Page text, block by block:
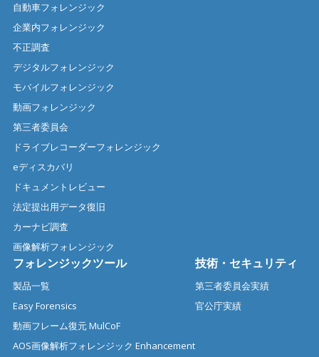
自動車フォレンジック
企業内フォレンジック
不正調査
デジタルフォレンジック
モバイルフォレンジック
動画フォレンジック
第三者委員会
ドライブレコーダーフォレンジック
eディスカバリ
ドキュメントレビュー
法定提出用データ復旧
カーナビ調査
画像解析フォレンジック
フォレンジックツール
製品一覧
Easy Forensics
動画フレーム復元 MulCoF
AOS画像解析フォレンジック Enhancement
技術・セキュリティ
第三者委員会実績
官公庁実績